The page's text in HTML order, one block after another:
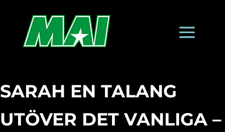
SARAH EN TALANG
UTÖVER DET VANLIGA –